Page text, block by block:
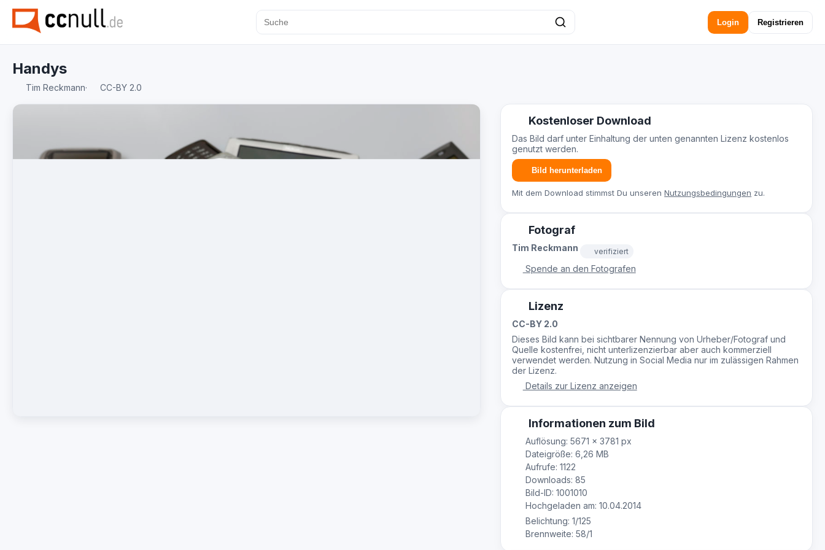
Login Registrieren
Handys
Tim Reckmann· CC-BY 2.0
Kostenloser Download
Das Bild darf unter Einhaltung der unten genannten Lizenz kostenlos
genutzt werden.
Bild herunterladen
Mit dem Download stimmst Du unserenNutzungsbedingungen zu.
Fotograf
Tim Reckmann verifiziert
Spende an den Fotografen
Lizenz
CC-BY 2.0
Dieses Bild kann bei sichtbarer Nennung von Urheber/Fotograf und
Quelle kostenfrei, nicht unterlizenzierbar aber auch kommerziell
verwendet werden. Nutzung in Social Media nur im zulässigen Rahmen
der Lizenz.
Details zur Lizenz anzeigen
Informationen zum Bild
Auflösung: 5671 × 3781 px
Dateigröße: 6,26 MB
Aufrufe: 1122
Downloads: 85
Bild-ID: 1001010
Hochgeladen am: 10.04.2014
Belichtung: 1/125
Brennweite: 58/1